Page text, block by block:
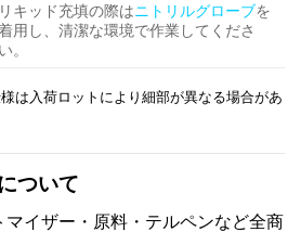
リキッド充填の際はニトリルグローブを
用し、清潔な環境で作業してくださ
い。
は入荷ロットにより細部が異なる場合があ
ついて
イザー・原料・テルペンなど全商